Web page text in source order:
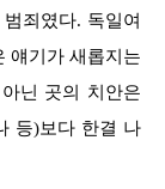
죄였다. 독일여
얘기가 새롭지는
닌 곳의 치안은
등)보다 한결 나